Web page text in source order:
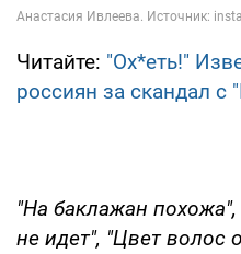
Читайте: "Ох*еть!"
россиян за скандал с
"На баклажан
не идет", "Цвет волос